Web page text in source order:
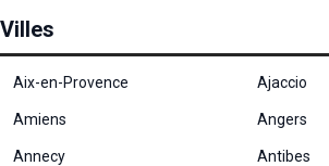
Villes
Aix-en-Provence Ajaccio
Amiens Angers
Annecy Antibes